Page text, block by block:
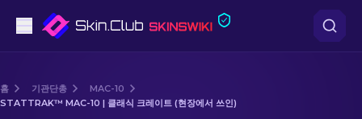
중간 등급
홈 기관단총
MAC-10
STATTRAK™ MAC-10 | 클래식 크레이트 (현장에서 쓰인)